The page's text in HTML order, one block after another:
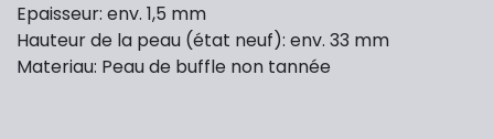
Epaisseur: env. 1,5 mm
Hauteur de la peau (état neuf): env. 33 mm
Materiau: Peau de buffle non tannée